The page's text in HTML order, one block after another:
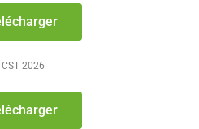
De Bulle en Bulles
2026